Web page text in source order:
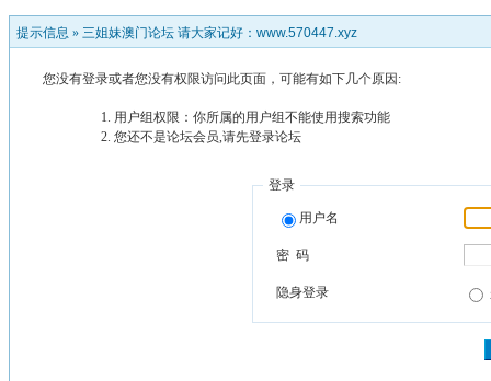
提示信息 » 三姐妹澳门论坛 请大家记好：www.570447.xyz
您没有登录或者您没有权限访问此页面，可能有如下几个原因:
用户组权限：你所属的用户组不能使用搜索功能
您还不是论坛会员,请先登录论坛
登录
用户名
密 码
隐身登录